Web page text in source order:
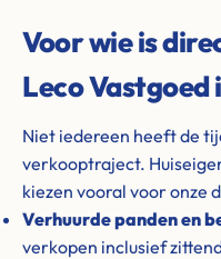
Voor wie is
Leco
Niet iedereen heeft de
verkooptraject.
kiezen vooral voor onze
Verhuurde panden en
verkopen inclusief